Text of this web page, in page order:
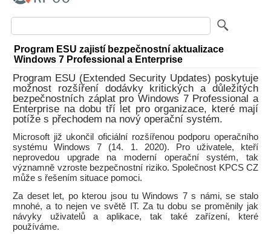
Program ESU zajistí bezpečnostní aktualizace
Windows 7 Professional a Enterprise
Program ESU (Extended Security Updates) poskytuje
možnost rozšíření dodávky kritických a důležitých
bezpečnostních záplat pro Windows 7 Professional a
Enterprise na dobu tří let pro organizace, které mají
potíže s přechodem na nový operační systém.
Microsoft již ukončil oficiální rozšířenou podporu operačního
systému Windows 7 (14. 1. 2020). Pro uživatele, kteří
neprovedou upgrade na moderní operační systém, tak
významně vzroste bezpečnostní riziko. Společnost KPCS CZ
může s řešením situace pomoci.
Za deset let, po kterou jsou tu Windows 7 s námi, se stalo
mnohé, a to nejen ve světě IT. Za tu dobu se proměnily jak
návyky uživatelů a aplikace, tak také zařízení, které
používáme.